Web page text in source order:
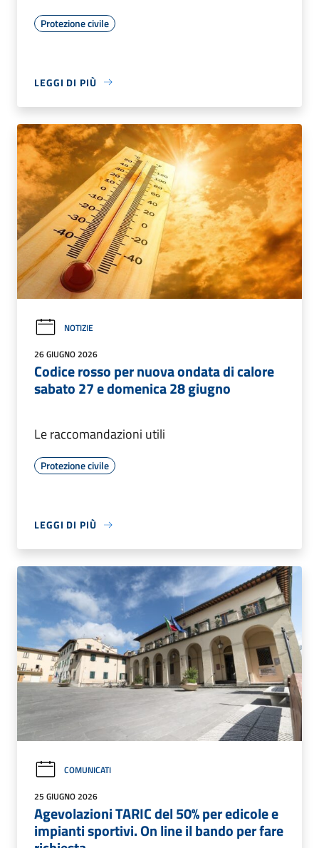
Protezione civile
LEGGI DI PIÙ
NOTIZIE
26 GIUGNO 2026
Codice rosso per nuova ondata di calore
sabato 27 e domenica 28 giugno
Le raccomandazioni utili
Protezione civile
LEGGI DI PIÙ
COMUNICATI
25 GIUGNO 2026
Agevolazioni TARIC del 50% per edicole e
impianti sportivi. On line il bando per fare